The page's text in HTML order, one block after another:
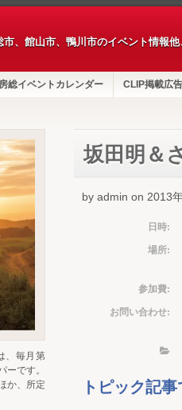
市、館山市、鴨川市のイベント情報
総イベントカレンダー CLIP掲載広告
坂田明＆
by admin on 2013
日時:
場所:
参加費:
お問い合わせ:
トピック記
、毎月第
ーです。
か、所定